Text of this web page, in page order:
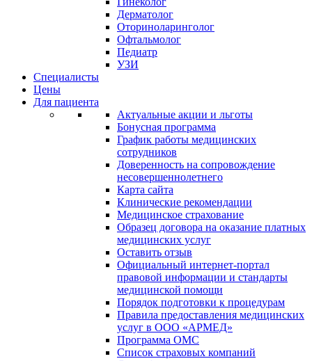
Дерматолог
Оториноларинголог
Офтальмолог
Педиатр
УЗИ
Специалисты
Цены
Для пациента
Актуальные акции и льготы
Бонусная программа
График работы медицинских
сотрудников
Доверенность на сопровождение
несовершеннолетнего
Карта сайта
Клинические рекомендации
Медицинское страхование
Образец договора на оказание платных
медицинских услуг
Оставить отзыв
Официальный интернет-портал
правовой информации и стандарты
медицинской помощи
Порядок подготовки к процедурам
Правила предоставления медицинских
услуг в ООО «АРМЕД»
Программа ОМС
Список страховых компаний